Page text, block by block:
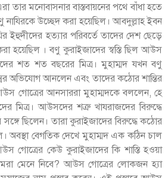
তার মনোবাসনার বাস্তবায়নের পথে বাঁধা হতে
নাযিরকে উচ্ছেদ করা হয়েছিল। আবদুল্লাহ ইবন
ইহুদীদের হত্যার পরিবর্তে তাদের দেশ ছেড়ে
হয়েছিল । বণু কুরাইজাদের স্বস্তি ছিল আউস
শত শত বছরের মিত্র। মুহাম্মদ যখন বণু
অভিযোগ আনলেন এবং তাদের কঠোর শান্তির
গোত্রের আনসাররা মুহাম্মদকে বললেন, হে
মিত্র। আউসদের শত্রু খাযরাজদের বিরুদ্ধে
ছিলেন। তারা কুরাইজাদের বিরুদ্ধে কঠোর
অবস্থা বেগতিক দেখে মুহাম্মদ এক কঠিন চাল
গোত্রের কেউ কুরাইজাদের কি শাস্তি হওয়া
মেনে নিবে? আউস গোত্রের লোকজন হ্যা